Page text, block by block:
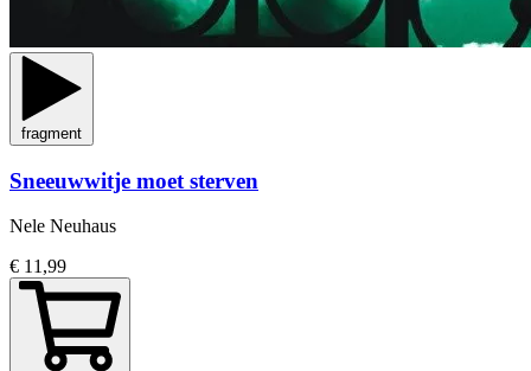
fragment
Sneeuwwitje moet sterven
Nele Neuhaus
€ 11,99